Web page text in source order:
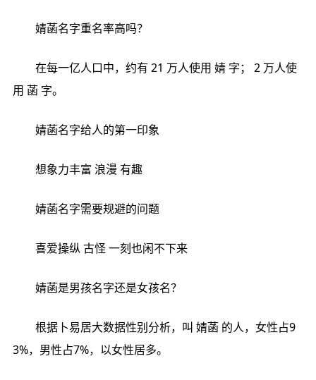
婧菡名字重名率高吗？
在每一亿人口中，约有 21 万人使用 婧 字； 2 万人使
用 菡 字。
婧菡名字给人的第一印象
想象力丰富 浪漫 有趣
婧菡名字需要规避的问题
喜爱操纵 古怪 一刻也闲不下来
婧菡是男孩名字还是女孩名？
根据卜易居大数据性别分析，叫 婧菡 的人，女性占9
3%，男性占7%，以女性居多。